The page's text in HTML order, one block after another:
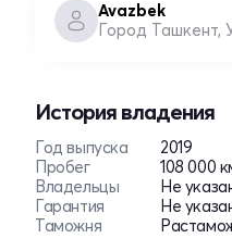
Avazbek
Город Ташкент,
История владения
Год выпуска
2019
Пробег
108 000
Владельцы
Не
Гарантия
Не
Таможня